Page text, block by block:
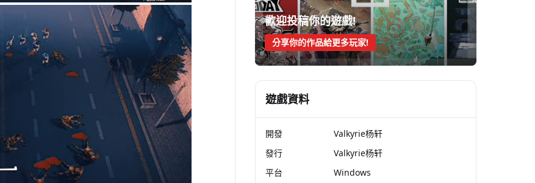
歡迎投稿你的遊戲!
分享你的作品給更多玩家!
遊戲資料
開發
Valkyrie杨轩
發行
Valkyrie杨轩
平台
Windows